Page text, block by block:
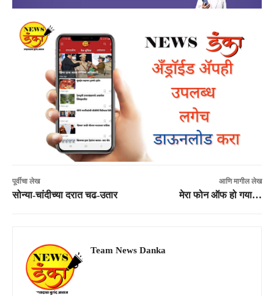
पूर्वीचा लेख
सोन्या-चांदीच्या दरात चढ-उतार
आणि मागील लेख
मेरा फोन ऑफ हो गया…
Team News Danka